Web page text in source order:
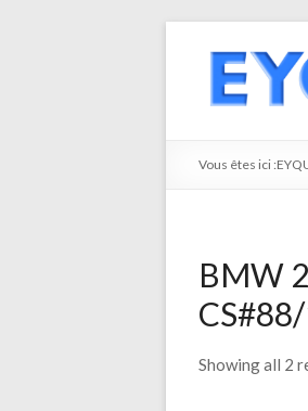
Vous êtes ici :
BMW
Showing all 2